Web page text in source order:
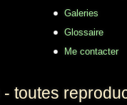
Galeries
Glossaire
Me contacter
- toutes